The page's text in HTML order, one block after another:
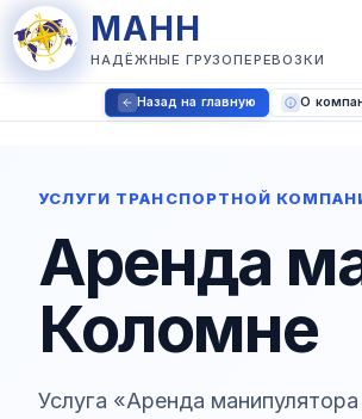
МАНН
НАДЁЖНЫЕ ГРУЗОПЕРЕВОЗКИ
Назад на главную О
УСЛУГИ ТРАНСПОРТНОЙ
Аренда
Коломне
Услуга «Аренда